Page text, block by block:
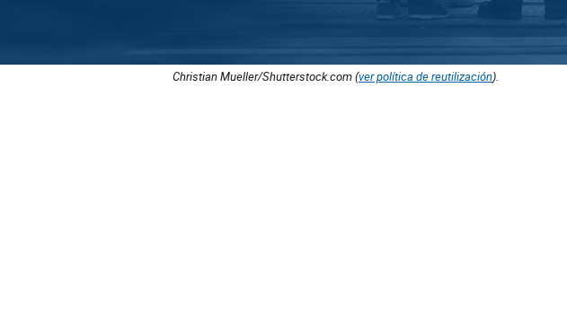
Christian Mueller/Shutterstock.com (ver política de reutilización).